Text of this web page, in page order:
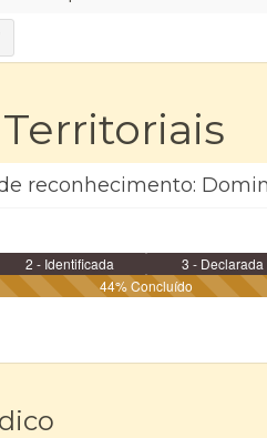
reconhecimento:
2 - Identificada 3 - Declarada
44% Concluído